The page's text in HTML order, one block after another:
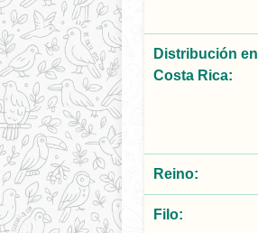
Distribución en
Costa Rica:
Reino:
Filo: